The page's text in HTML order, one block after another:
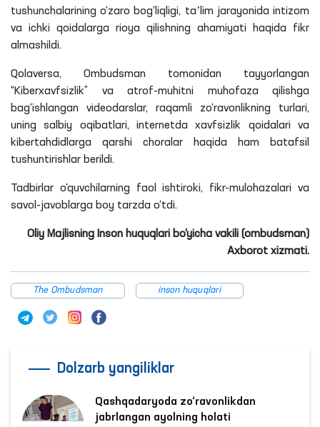
tushunchalarining o‘zaro bog‘liqligi, taʼlim jarayonida intizom
va ichki qoidalarga rioya qilishning ahamiyati haqida fikr
almashildi.
Qolaversa, Ombudsman tomonidan tayyorlangan
“Kiberxavfsizlik” va atrof-muhitni muhofaza qilishga
bag‘ishlangan videodarslar, raqamli zo‘ravonlikning turlari,
uning salbiy oqibatlari, internetda xavfsizlik qoidalari va
kibertahdidlarga qarshi choralar haqida ham batafsil
tushuntirishlar berildi.
Tadbirlar o‘quvchilarning faol ishtiroki, fikr-mulohazalari va
savol-javoblarga boy tarzda o‘tdi.
Oliy Majlisning Inson huquqlari bo‘yicha vakili (ombudsman)
Axborot xizmati.
The Ombudsman inson huquqlari
Dolzarb yangiliklar
Qashqadaryoda zo‘ravonlikdan
jabrlangan ayolning holati